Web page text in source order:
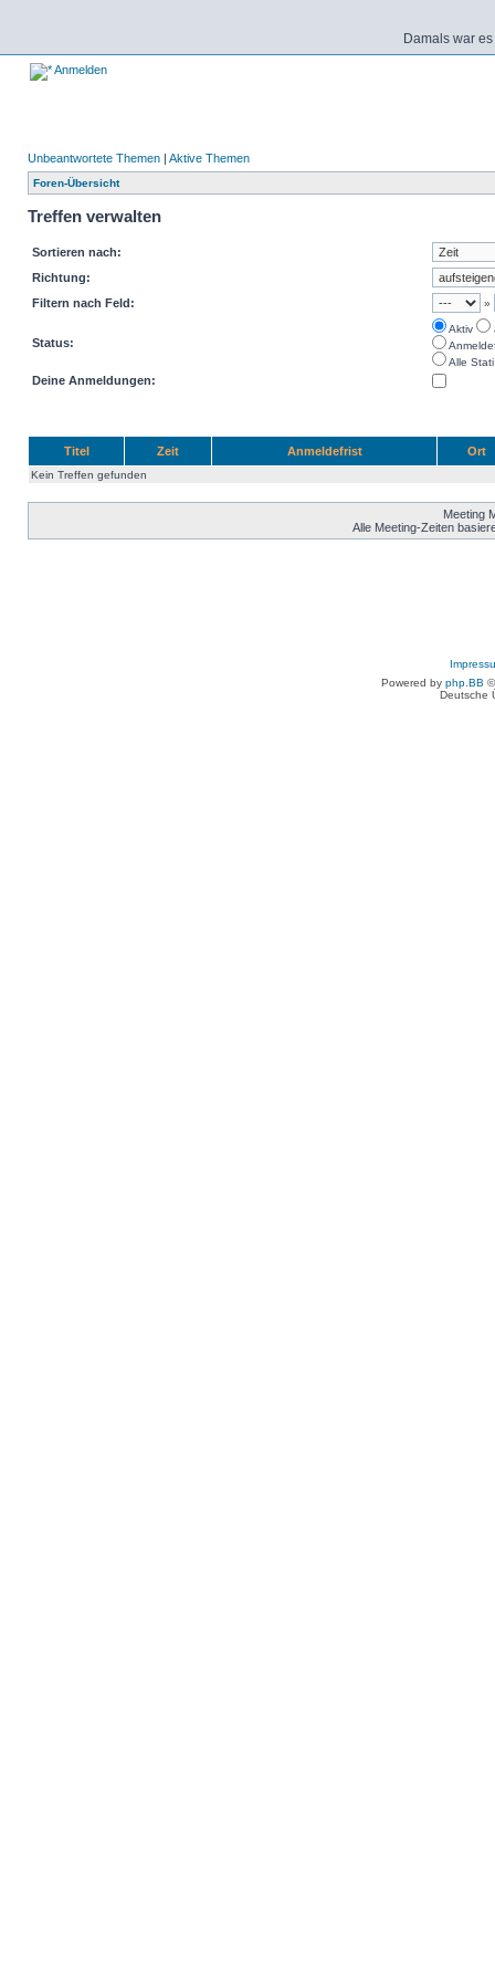
Damals war
Anmelden
Unbeantwortete Themen | Aktive Themen
Foren-Übersicht
Treffen verwalten
Sortieren nach:
Richtung:
Filtern nach Feld:
»
Status:
Aktiv
Alle Stati
Deine Anmeldungen:
Titel Zeit Anmeldefrist Ort
Kein Treffen gefunden
Meeting
Alle Meeting-Zeiten
Powered by php.BB
Deutsche